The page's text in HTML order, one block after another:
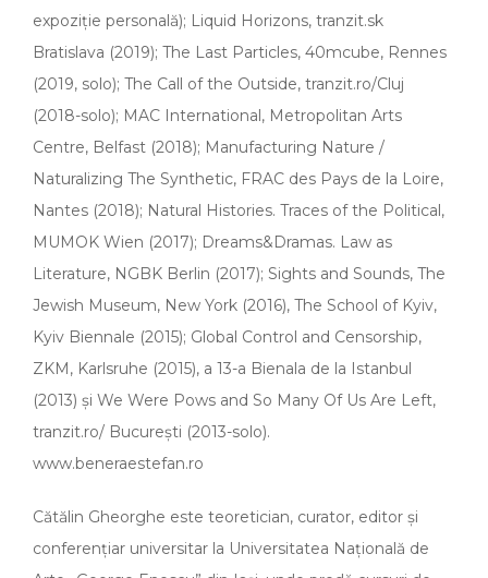
expoziție personală); Liquid Horizons, tranzit.sk
Bratislava (2019); The Last Particles, 40mcube, Rennes
(2019, solo); The Call of the Outside, tranzit.ro/Cluj
(2018-solo); MAC International, Metropolitan Arts
Centre, Belfast (2018); Manufacturing Nature /
Naturalizing The Synthetic, FRAC des Pays de la Loire,
Nantes (2018); Natural Histories. Traces of the Political,
MUMOK Wien (2017); Dreams&Dramas. Law as
Literature, NGBK Berlin (2017); Sights and Sounds, The
Jewish Museum, New York (2016), The School of Kyiv,
Kyiv Biennale (2015); Global Control and Censorship,
ZKM, Karlsruhe (2015), a 13-a Bienala de la Istanbul
(2013) și We Were Pows and So Many Of Us Are Left,
tranzit.ro/ București (2013-solo).
www.beneraestefan.ro
Cătălin Gheorghe este teoretician, curator, editor și
conferențiar universitar la Universitatea Națională de